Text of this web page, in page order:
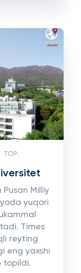
TOP:
Milliy
yuqori
Times
reyting
eng yaxshi
topildi.